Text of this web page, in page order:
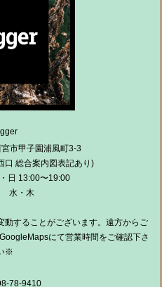
市甲子園浦風町3-3
口 総合案内図表記あり)
日 13:00〜19:00
水・木
することがございます。遠方からご
にて営業時間をご確認下さ
※
78-9410